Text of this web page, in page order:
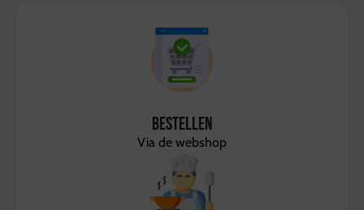
Bestellen
Via de webshop